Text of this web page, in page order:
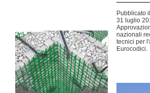
Pubblicato
31 luglio
nazionali
tecnici per
Eurocodici.